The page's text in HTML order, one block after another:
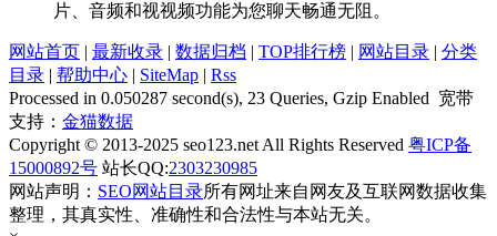
片、音频和视视频功能为您聊天畅通无阻。
网站首页 | 最新收录 | 数据归档 | TOP排行榜 | 网站目录 | 分类
目录 | 帮助中心 | SiteMap | Rss
Processed in 0.050287 second(s), 23 Queries, Gzip Enabled 宽带
支持： 金猫数据
Copyright © 2013-2025 seo123.net All Rights Reserved 粤ICP备
15000892号 站长QQ:2303230985
网站声明： SEO网站目录所有网址来自网友及互联网数据收集
整理，其真实性、准确性和合法性与本站无关。